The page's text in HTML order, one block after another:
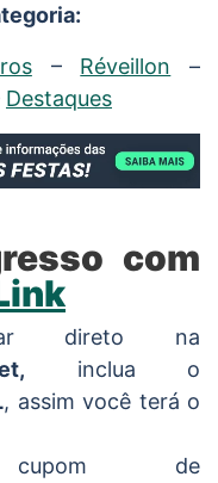
– Réveillon –
Destaques
com
direto na
inclua o
, assim você terá o
de